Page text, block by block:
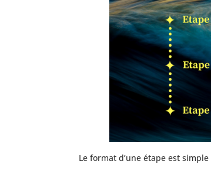
Le format d’une étape est simple